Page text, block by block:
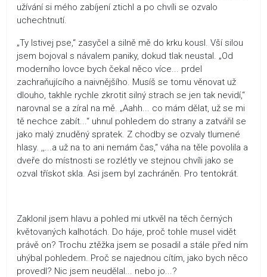
užívání si mého zabíjení ztichl a po chvíli se ozvalo
uchechtnutí.
„Ty lstivej pse,“ zasyčel a silně mě do krku kousl. Vší silou
jsem bojoval s návalem paniky, dokud tlak neustal. „Od
moderního lovce bych čekal něco více... prdel
zachraňujícího a naivnějšího. Musíš se tomu věnovat už
dlouho, takhle rychle zkrotit silný strach se jen tak nevidí,“
narovnal se a zíral na mě. „Aahh... co mám dělat, už se mi
tě nechce zabít...“ uhnul pohledem do strany a zatvářil se
jako malý znuděný spratek. Z chodby se ozvaly tlumené
hlasy. ,,...a už na to ani nemám čas,“ váha na těle povolila a
dveře do místnosti se rozlétly ve stejnou chvíli jako se
ozval třískot skla. Asi jsem byl zachráněn. Pro tentokrát.
Zaklonil jsem hlavu a pohled mi utkvěl na těch černých
květovaných kalhotách. Do háje, proč tohle musel vidět
právě on? Trochu ztěžka jsem se posadil a stále před ním
uhýbal pohledem. Proč se najednou cítím, jako bych něco
provedl? Nic jsem neudělal... nebo jo...?